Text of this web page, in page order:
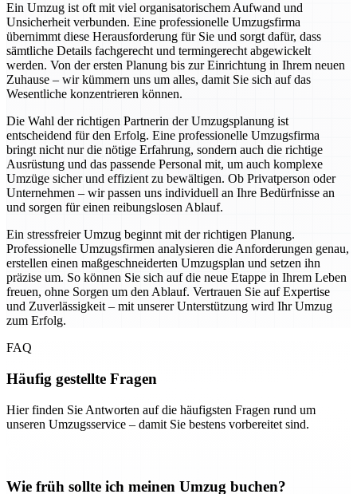
Ein Umzug ist oft mit viel organisatorischem Aufwand und
Unsicherheit verbunden. Eine professionelle Umzugsfirma
übernimmt diese Herausforderung für Sie und sorgt dafür, dass
sämtliche Details fachgerecht und termingerecht abgewickelt
werden. Von der ersten Planung bis zur Einrichtung in Ihrem neuen
Zuhause – wir kümmern uns um alles, damit Sie sich auf das
Wesentliche konzentrieren können.
Die Wahl der richtigen Partnerin der Umzugsplanung ist
entscheidend für den Erfolg. Eine professionelle Umzugsfirma
bringt nicht nur die nötige Erfahrung, sondern auch die richtige
Ausrüstung und das passende Personal mit, um auch komplexe
Umzüge sicher und effizient zu bewältigen. Ob Privatperson oder
Unternehmen – wir passen uns individuell an Ihre Bedürfnisse an
und sorgen für einen reibungslosen Ablauf.
Ein stressfreier Umzug beginnt mit der richtigen Planung.
Professionelle Umzugsfirmen analysieren die Anforderungen genau,
erstellen einen maßgeschneiderten Umzugsplan und setzen ihn
präzise um. So können Sie sich auf die neue Etappe in Ihrem Leben
freuen, ohne Sorgen um den Ablauf. Vertrauen Sie auf Expertise
und Zuverlässigkeit – mit unserer Unterstützung wird Ihr Umzug
zum Erfolg.
FAQ
Häufig gestellte Fragen
Hier finden Sie Antworten auf die häufigsten Fragen rund um
unseren Umzugsservice – damit Sie bestens vorbereitet sind.
Wie früh sollte ich meinen Umzug buchen?